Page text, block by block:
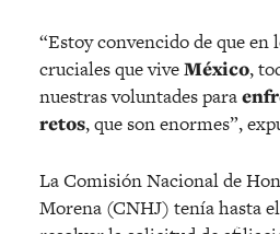
“Estoy convencido de que en
cruciales que viveMéxico,
nuestras voluntades para
retos, que son enormes”,
La Comisión Nacional de
Morena (CNHJ) tenía hasta